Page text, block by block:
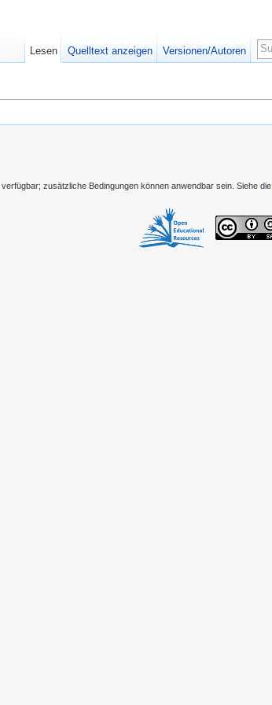
Lesen Quelltext anzeigen Versionen/Autoren
verfügbar; zusätzliche Bedingungen können anwendbar sein. Siehe die